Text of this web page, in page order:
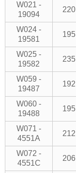
W021 -
19094
220
W024 -
19581
195
W025 -
19582
235
W059 -
19487
192
W060 -
19488
195
W071 -
4551A
212
W072 -
4551C
206